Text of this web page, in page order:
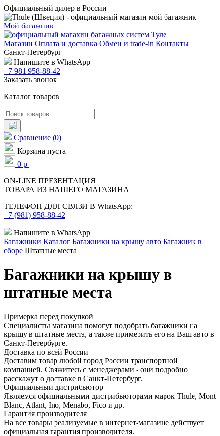
Официальный дилер в России
Мой багажник
Магазин Оплата и доставка Обмен и trade-in Контакты
Санкт-Петербург
Напишите в WhatsApp
+7 981 958-88-42
Заказать звонок
Каталог товаров
Сравнение (0)
Корзина пуста
0 р.
ON-LINE ПРЕЗЕНТАЦИЯ
ТОВАРА ИЗ НАШЕГО МАГАЗИНА
ТЕЛЕФОН ДЛЯ СВЯЗИ В WhatsApp:
+7 (981) 958-88-42
Напишите в WhatsApp
Багажники Каталог Багажники на крышу авто Багажник в
сборе Штатные места
Багажники на крышу в
штатные места
Примерка перед покупкой
Специалисты магазина помогут подобрать багажники на
крышу в штатные места, а также примерить его на Ваш авто в
Санкт-Петербурге.
Доставка по всей России
Доставим товар любой город России транспортной
компанией. Свяжитесь с менеджерами - они подробно
расскажут о доставке в Санкт-Петербург.
Официальный дистрибьютор
Являемся официальными дистрибьюторами марок Thule, Mont
Blanc, Atlant, Ino, Menabo, Fico и др.
Гарантия производителя
На все товары реализуемые в интернет-магазине действует
официальная гарантия производителя.